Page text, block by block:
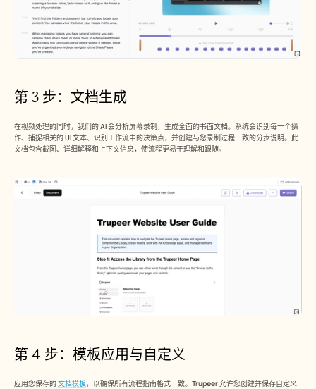
第 3 步：文档生成
在视频处理的同时，我们的 AI 会分析屏幕录制，生成全面的书面文档。系统会识别每一个操
作、捕捉相关的 UI 文本、识别工作流中的决策点，并创建与您录制过程一致的分步说明。此
文档包含截图、详细解释和上下文信息，使流程更易于理解和跟随。
第 4 步：模板应用与自定义
应用您保存的 文档模板，以确保所有流程指南格式一致。Trupeer 允许您创建并保存自定义